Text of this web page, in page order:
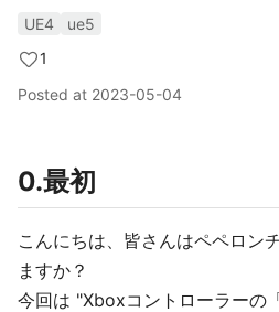
UE4
ue5
1
Posted at 2023-05-04
0.最初
こんにちは、皆さんはペペロン
ますか？
今回は "Xboxコントローラーの